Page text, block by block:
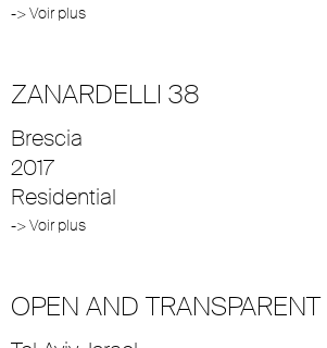
-> Voir plus
ZANARDELLI 38
Brescia
2017
Residential
-> Voir plus
OPEN AND TRANSPARENT